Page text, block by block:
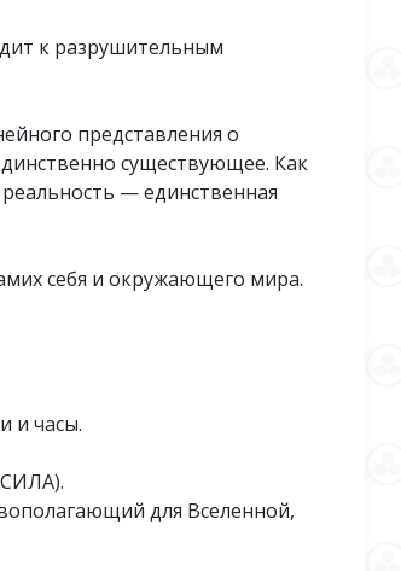
к разрушительным
представления о
существующее. Как
— единственная
себя и окружающего мира.
и часы.
для Вселенной,